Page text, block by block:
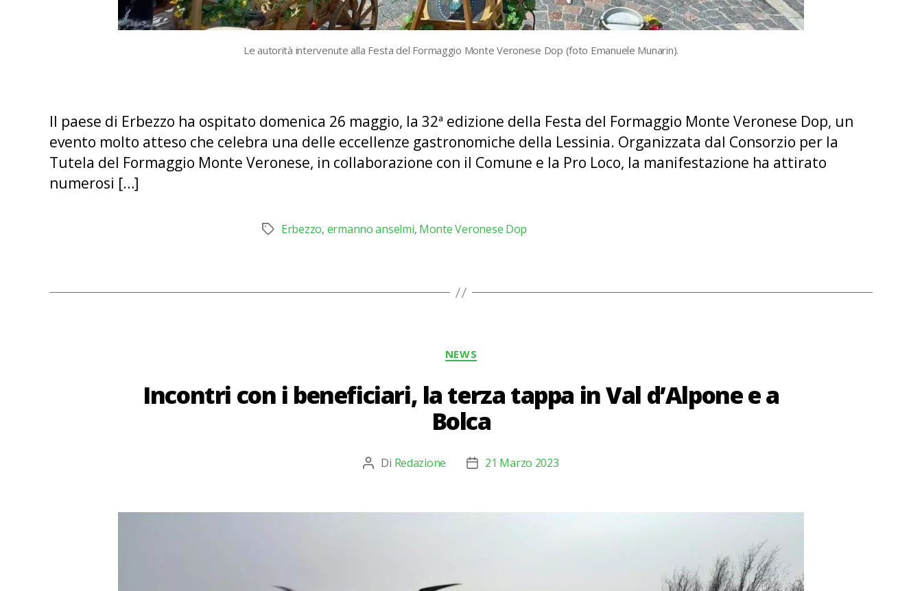
Le autorità intervenute alla Festa del Formaggio Monte Veronese Dop (foto Emanuele Munarin).
Il paese di Erbezzo ha ospitato domenica 26 maggio, la 32ª edizione della Festa del Formaggio Monte Veronese Dop, un
evento molto atteso che celebra una delle eccellenze gastronomiche della Lessinia. Organizzata dal Consorzio per la
Tutela del Formaggio Monte Veronese, in collaborazione con il Comune e la Pro Loco, la manifestazione ha attirato
numerosi […]
Tag Erbezzo, ermanno anselmi, Monte Veronese Dop
Categorie
NEWS
Incontri con i beneficiari, la terza tappa in Val d’Alpone e a
Bolca
Autore
Di Redazione
Data21 Marzo 2023